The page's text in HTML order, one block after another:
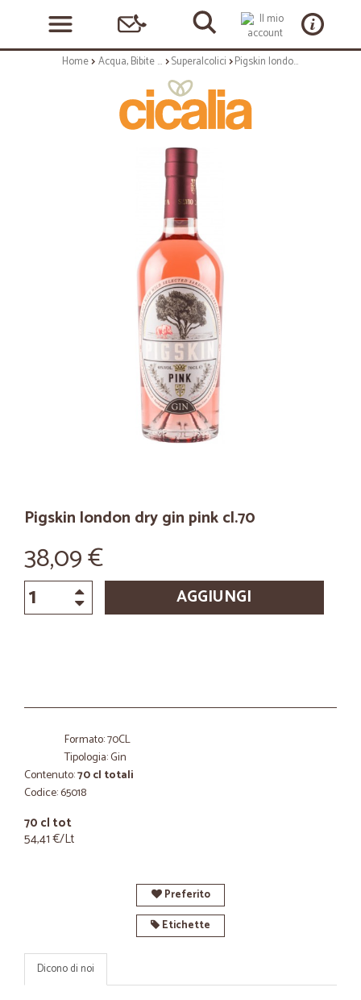
Home Acqua, Bibite e Alcolici Superalcolici Pigskin london dry gin pink cl.70
Pigskin london dry gin pink cl.70
38,09 €
AGGIUNGI
Formato: 70CL
Tipologia: Gin
Contenuto:70 cl totali
Codice: 65018
70 cl tot
54,41 €/Lt
Preferito
Etichette
Dicono di noi